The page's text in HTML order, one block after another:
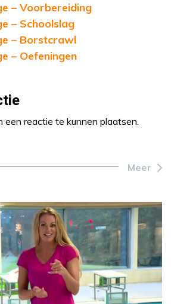
– Voorbereiding
– Schoolslag
– Borstcrawl
– Oefeningen
een reactie te kunnen plaatsen.
Meer